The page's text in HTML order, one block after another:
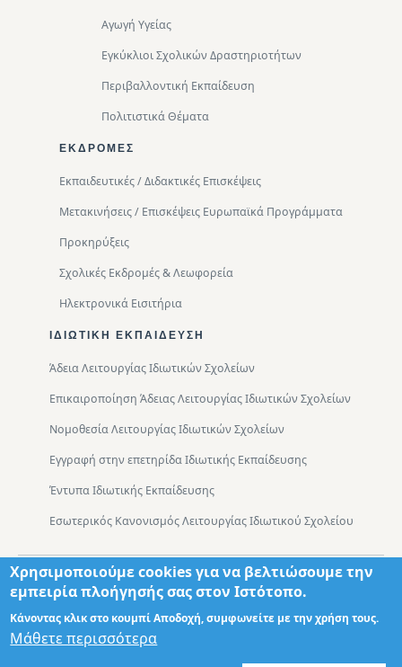
Αγωγή Υγείας
Εγκύκλιοι Σχολικών Δραστηριοτήτων
Περιβαλλοντική Eκπαίδευση
Πολιτιστικά Θέματα
ΕΚΔΡΟΜΈΣ
Εκπαιδευτικές / Διδακτικές Επισκέψεις
Μετακινήσεις / Επισκέψεις Ευρωπαϊκά Προγράμματα
Προκηρύξεις
Σχολικές Εκδρομές & Λεωφορεία
Ηλεκτρονικά Εισιτήρια
ΙΔΙΩΤΙΚΉ ΕΚΠΑΊΔΕΥΣΗ
Άδεια Λειτουργίας Ιδιωτικών Σχολείων
Επικαιροποίηση Άδειας Λειτουργίας Ιδιωτικών Σχολείων
Νομοθεσία Λειτουργίας Ιδιωτικών Σχολείων
Εγγραφή στην επετηρίδα Ιδιωτικής Εκπαίδευσης
Έντυπα Ιδιωτικής Εκπαίδευσης
Εσωτερικός Κανονισμός Λειτουργίας Ιδιωτικού Σχολείου
Footer
Τμήματα Χάρτης Πρόσβασης
Σχεδιασμός: Θωμάς Διονύσης ΤΕ ΠΛΗΡ
Χρησιμοποιούμε cookies για να βελτιώσουμε την
εμπειρία πλοήγησής σας στον Ιστότοπο.
Κάνοντας κλικ στο κουμπί Αποδοχή, συμφωνείτε με την χρήση τους.
Μάθετε περισσότερα